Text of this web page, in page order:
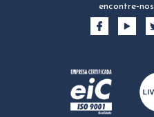
encontre-